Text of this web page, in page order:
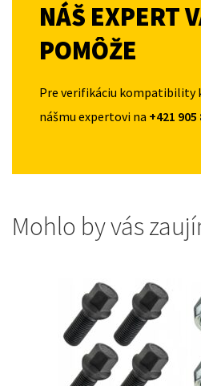
NÁŠ EXPERT
POMÔŽE
Pre verifikáciu kompatibility
nášmu expertovi na +421 905
Mohlo by vás